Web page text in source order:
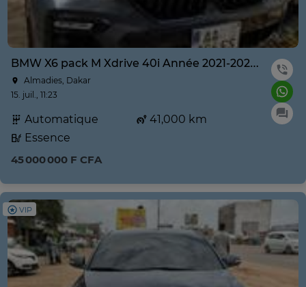
BMW X6 pack M Xdrive 40i Année 2021-2022 prix négociable
Almadies, Dakar
15. juil., 11:23
Automatique
41,000 km
Essence
45 000 000 F CFA
VIP